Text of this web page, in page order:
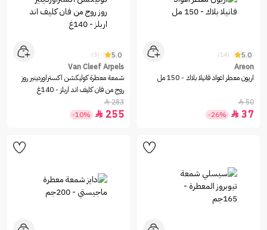
5.0
(14)
Areon
اريون معطر اعواد فانيلا بلاك - 150 مل
50

37

-26%
5.0
(3)
Van Cleef Arpels
شمعة معطرة كوليكشن اكستراوردينير روز
روج من فان كليف اند اربلز - 140غ
283

255

-10%